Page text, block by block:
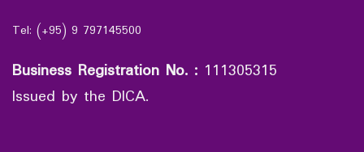
Tel: (+95) 9 797145500
Business Registration No. : 111305315
Issued by the DICA.